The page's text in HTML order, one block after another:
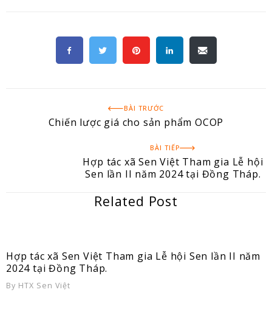
BÀI TRƯỚC
Chiến lược giá cho sản phẩm OCOP
BÀI TIẾP
Hợp tác xã Sen Việt Tham gia Lễ hội
Sen lần II năm 2024 tại Đồng Tháp.
Related Post
Hợp tác xã Sen Việt Tham gia Lễ hội Sen lần II năm
2024 tại Đồng Tháp.
By HTX Sen Việt